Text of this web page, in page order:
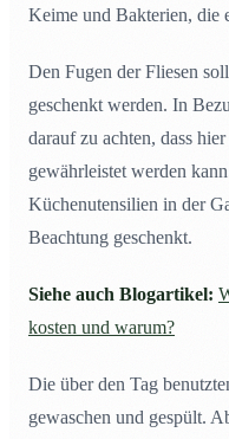
Keime und Bakterien, die
Den Fugen der Fliesen
geschenkt werden. In
darauf zu achten, dass
gewährleistet werden
Küchenutensilien in der
Beachtung geschenkt.
Siehe auch Blogartikel:
kosten und warum?
Die über den Tag
gewaschen und gespült.